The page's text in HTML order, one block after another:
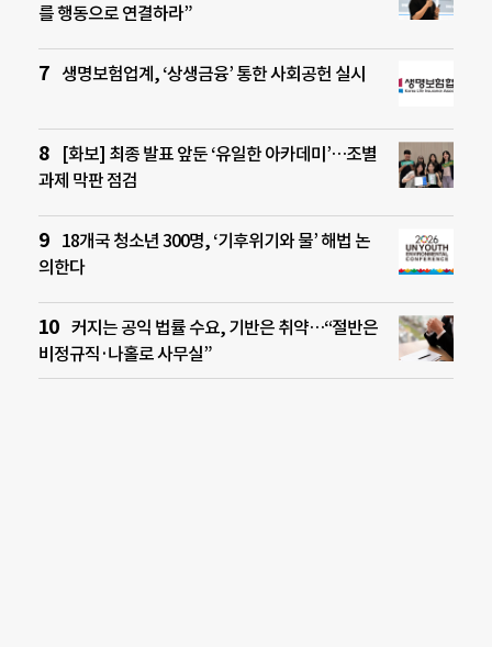
를 행동으로 연결하라”
생명보험업계, ‘상생금융’ 통한 사회공헌 실시
[화보] 최종 발표 앞둔 ‘유일한 아카데미’…조별
과제 막판 점검
18개국 청소년 300명, ‘기후위기와 물’ 해법 논
의한다
커지는 공익 법률 수요, 기반은 취약…“절반은
비정규직·나홀로 사무실”